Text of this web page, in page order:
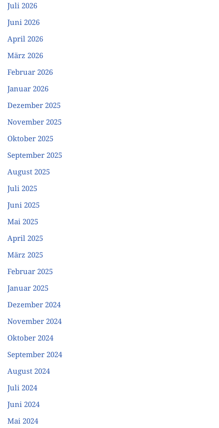
Juli 2026
Juni 2026
April 2026
März 2026
Februar 2026
Januar 2026
Dezember 2025
November 2025
Oktober 2025
September 2025
August 2025
Juli 2025
Juni 2025
Mai 2025
April 2025
März 2025
Februar 2025
Januar 2025
Dezember 2024
November 2024
Oktober 2024
September 2024
August 2024
Juli 2024
Juni 2024
Mai 2024